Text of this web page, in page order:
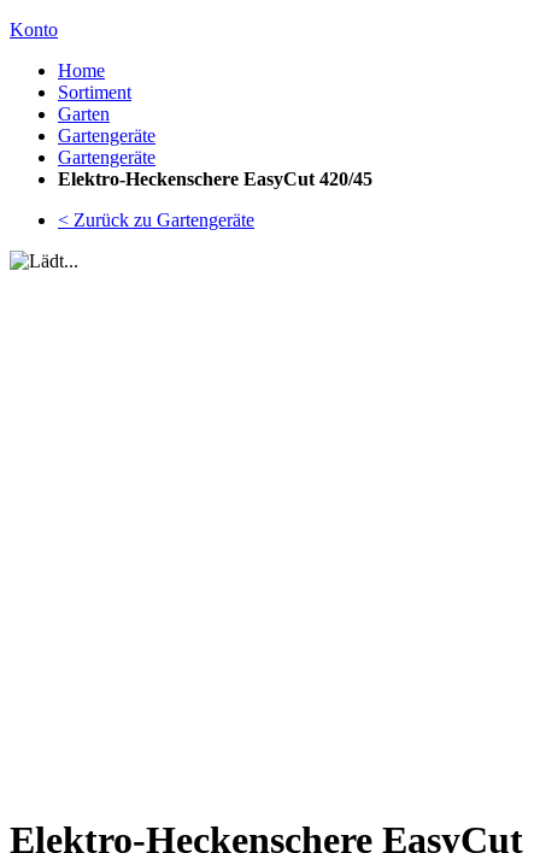
Konto
Home
Sortiment
Garten
Gartengeräte
Gartengeräte
Elektro-Heckenschere EasyCut 420/45
< Zurück zu Gartengeräte
Elektro-Heckenschere EasyCut